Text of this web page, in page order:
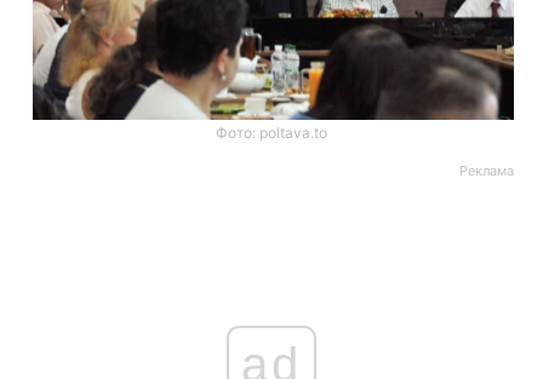
Фото: poltava.to
Реклама
ad